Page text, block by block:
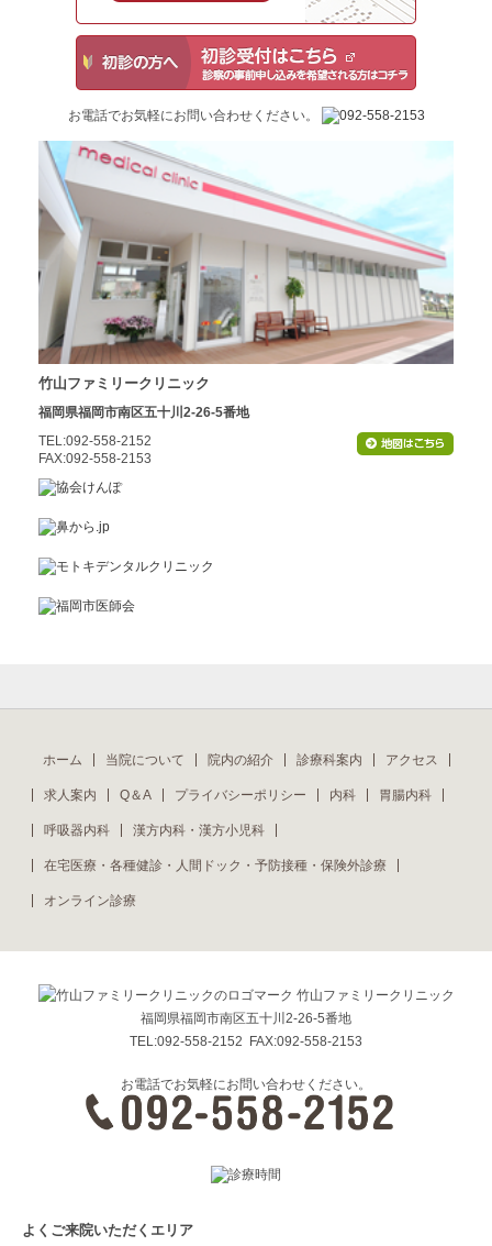
お電話でお気軽にお問い合わせください。
竹山ファミリークリニック
福岡県福岡市南区五十川2-26-5番地
TEL:092-558-2152
FAX:092-558-2153
ホーム 当院について 院内の紹介 診療科案内 アクセス
求人案内 Q＆A プライバシーポリシー 内科 胃腸内科
呼吸器内科 漢方内科・漢方小児科
在宅医療・各種健診・人間ドック・予防接種・保険外診療
オンライン診療
竹山ファミリークリニック
福岡県福岡市南区五十川2-26-5番地
TEL:092-558-2152 FAX:092-558-2153
お電話でお気軽にお問い合わせください。
よくご来院いただくエリア